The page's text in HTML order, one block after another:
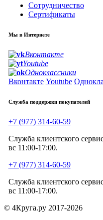
Сотрудничество
Сертификаты
Мы в Интернете
Вконтакте
Youtube
Одноклассники
Вконтакте Youtube
Служба поддержки покупателей
+7 (977) 314-60-59
Служба клиентского
вс 11:00-17:00.
+7 (977) 314-60-59
Служба клиентского
вс 11:00-17:00.
© 4Круга.ру 2017-2026